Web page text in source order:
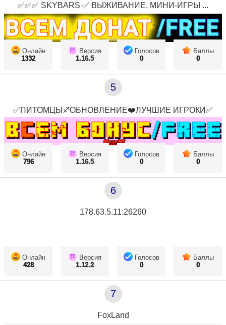
✅✅✅ SKYBARS ✅ ВЫЖИВАНИЕ, МИНИ-ИГРЫ ...
Онлайн
1332
Версия
1.16.5
Голосов
0
Баллы
0
5
✅ПИТОМЦЫ♐ОБНОВЛЕНИЕ❤️ЛУЧШИЕ ИГРОКИ✅
Онлайн
796
Версия
1.16.5
Голосов
0
Баллы
0
6
178.63.5.11:26260
Онлайн
428
Версия
1.12.2
Голосов
0
Баллы
0
7
FoxLand